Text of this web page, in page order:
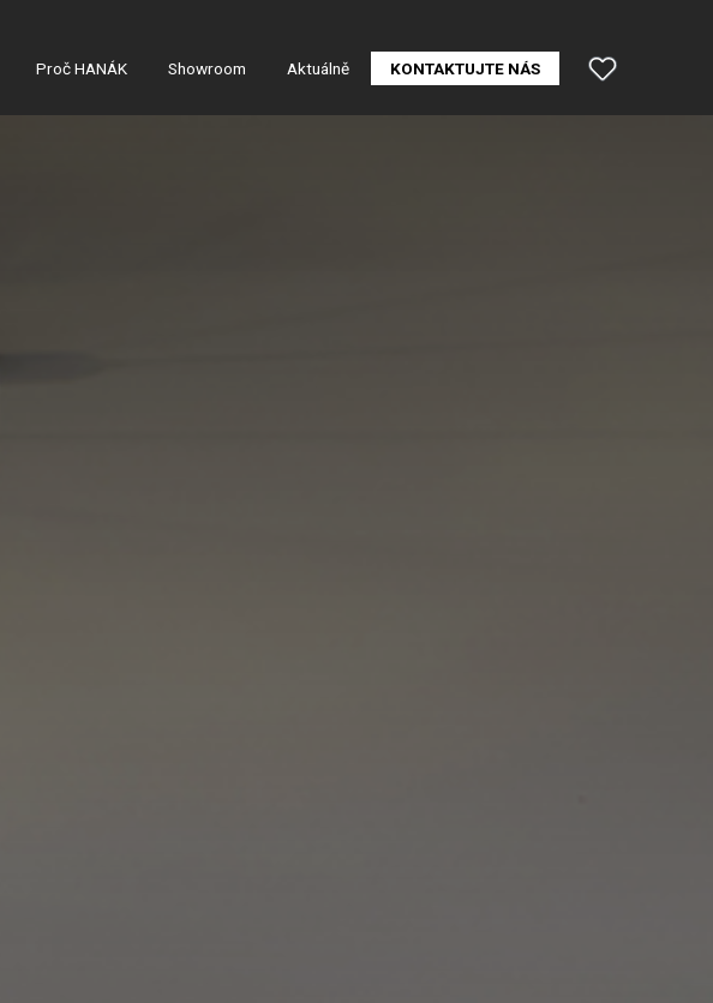
Proč HANÁK Showroom Aktuálně KONTAKTUJTE NÁS